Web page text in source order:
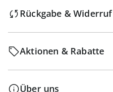
Rückgabe & Widerruf
Aktionen & Rabatte
Über uns